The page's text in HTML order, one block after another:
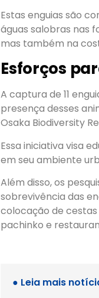
Estas enguias são
águas salobras nas
mas também na
Esforços
A captura de 11
presença desses
Osaka Biodiversity
Essa iniciativa visa
em seu ambiente
Além disso, os
sobrevivência das
colocação de cestas
pachinko e
● Leia mais